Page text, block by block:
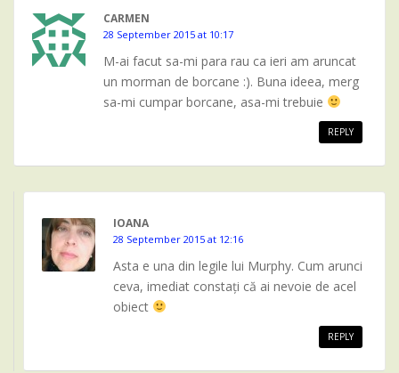
CARMEN
28 September 2015 at 10:17
M-ai facut sa-mi para rau ca ieri am aruncat
un morman de borcane :). Buna ideea, merg
sa-mi cumpar borcane, asa-mi trebuie
REPLY
IOANA
28 September 2015 at 12:16
Asta e una din legile lui Murphy. Cum arunci
ceva, imediat constați că ai nevoie de acel
obiect
REPLY